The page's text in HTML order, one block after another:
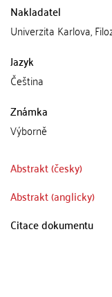
Nakladatel
Univerzita Karlova,
Jazyk
Čeština
Známka
Výborně
Abstrakt (česky)
Abstrakt (anglicky)
Citace dokumentu